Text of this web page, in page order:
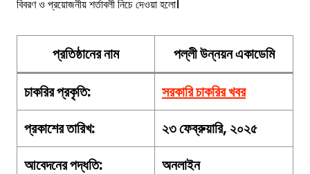
বিবরণ ও প্রয়োজনীয় শর্তাবলী নিচে দেওয়া হলো।
প্রতিষ্ঠানের নাম
পল্লী উন্নয়ন একাডেমি
চাকরিরপ্রকৃতি:
সরকারি চাকরির খবর
প্রকাশের তারিখ:
২৩ ফেব্রুয়ারি, ২০২৫
আবেদনের পদ্ধতি:
অনলাইন